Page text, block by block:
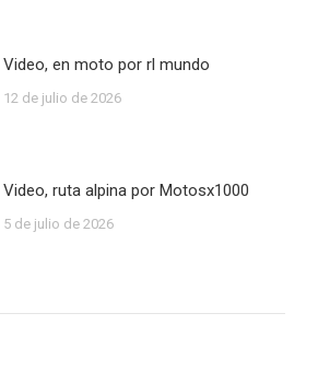
Video, en moto por rl mundo
12 de julio de 2026
Video, ruta alpina por Motosx1000
5 de julio de 2026